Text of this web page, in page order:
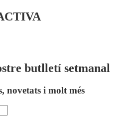
butlletí setmanal
novetats i molt més